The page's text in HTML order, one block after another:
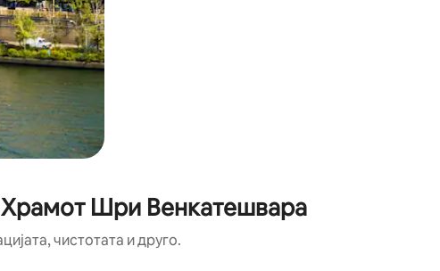
Храмот Шри Венкатешвара
чистотата и друго.